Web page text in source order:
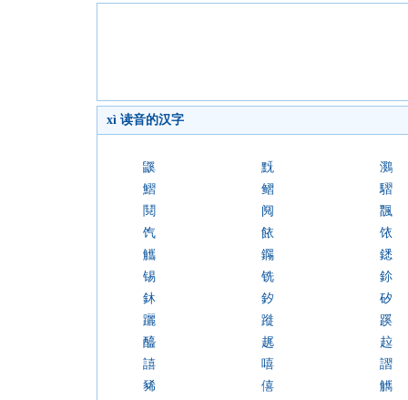
xì 读音的汉字
鼷 黖
鸂
鰼
鳛
騽
鬩
阋
飁
饩
餏
饻
觿
鐊
鏭
锡
铣
鉩
鈢
釸
矽
躧
蹝
蹊
醯
趘
趇
譆
嘻
謵
豨
僖
觽